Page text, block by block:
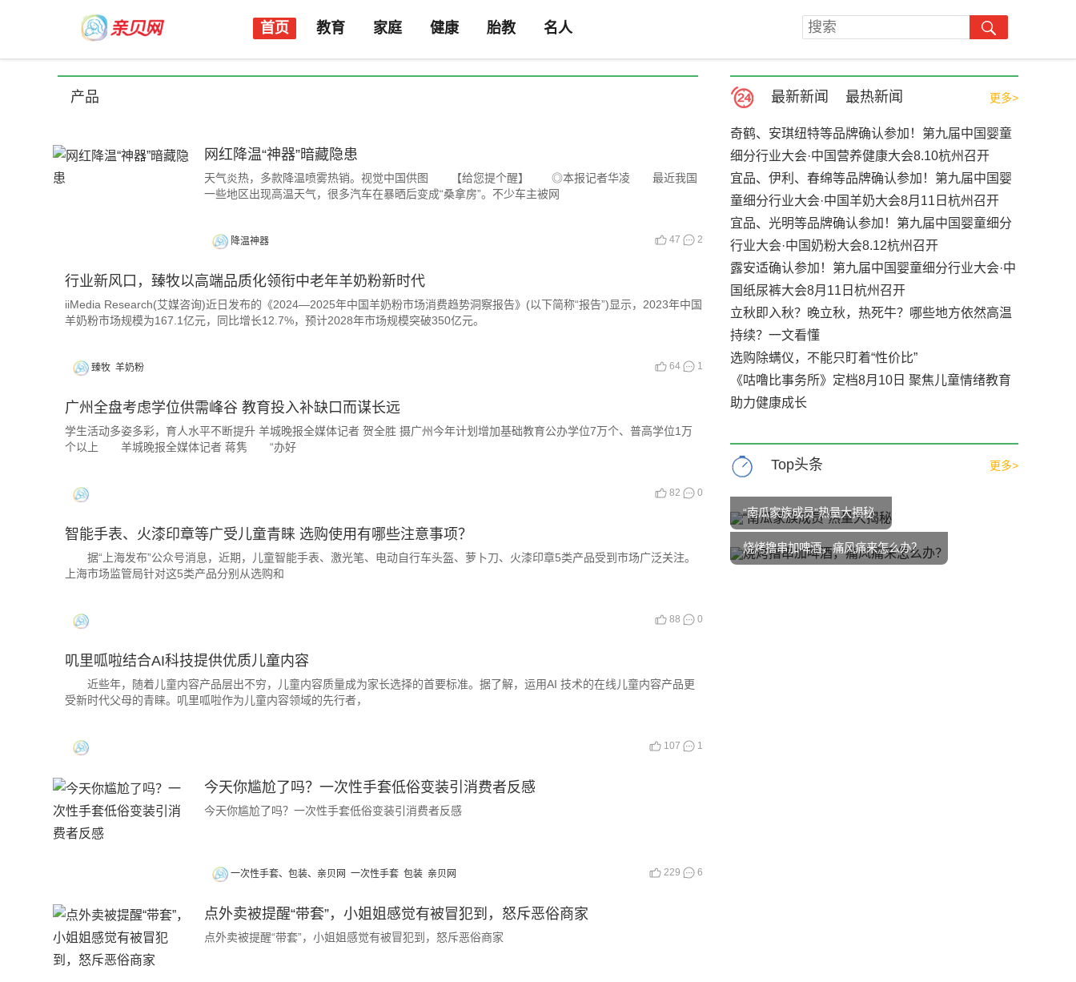
首页 教育 家庭 健康 胎教 名人
产品
网红降温“神器”暗藏隐患
天气炎热，多款降温喷雾热销。视觉中国供图 【给您提个醒】 ◎本报记者华凌 最近我国
一些地区出现高温天气，很多汽车在暴晒后变成“桑拿房”。不少车主被网
降温神器 47 2
行业新风口，臻牧以高端品质化领衔中老年羊奶粉新时代
iiMedia Research(艾媒咨询)近日发布的《2024—2025年中国羊奶粉市场消费趋势洞察报告》(以下简称“报告”)显示，2023年中国
羊奶粉市场规模为167.1亿元，同比增长12.7%，预计2028年市场规模突破350亿元。
臻牧 羊奶粉 64 1
广州全盘考虑学位供需峰谷 教育投入补缺口而谋长远
学生活动多姿多彩，育人水平不断提升 羊城晚报全媒体记者 贺全胜 摄广州今年计划增加基础教育公办学位7万个、普高学位1万
个以上 羊城晚报全媒体记者 蒋隽 “办好
82 0
智能手表、火漆印章等广受儿童青睐 选购使用有哪些注意事项？
据“上海发布”公众号消息，近期，儿童智能手表、激光笔、电动自行车头盔、萝卜刀、火漆印章5类产品受到市场广泛关注。
上海市场监管局针对这5类产品分别从选购和
88 0
叽里呱啦结合AI科技提供优质儿童内容
近些年，随着儿童内容产品层出不穷，儿童内容质量成为家长选择的首要标准。据了解，运用AI 技术的在线儿童内容产品更
受新时代父母的青睐。叽里呱啦作为儿童内容领域的先行者，
107 1
今天你尴尬了吗？一次性手套低俗变装引消费者反感
今天你尴尬了吗？一次性手套低俗变装引消费者反感
一次性手套、包装、亲贝网 一次性手套 包装 亲贝网 229 6
点外卖被提醒“带套”，小姐姐感觉有被冒犯到，怒斥恶俗商家
点外卖被提醒“带套”，小姐姐感觉有被冒犯到，怒斥恶俗商家
最新新闻 最热新闻 更多>
奇鹤、安琪纽特等品牌确认参加！第九届中国婴童
细分行业大会·中国营养健康大会8.10杭州召开
宜品、伊利、春绵等品牌确认参加！第九届中国婴
童细分行业大会·中国羊奶大会8月11日杭州召开
宜品、光明等品牌确认参加！第九届中国婴童细分
行业大会·中国奶粉大会8.12杭州召开
露安适确认参加！第九届中国婴童细分行业大会·中
国纸尿裤大会8月11日杭州召开
立秋即入秋？晚立秋，热死牛？哪些地方依然高温
持续？一文看懂
选购除螨仪，不能只盯着“性价比”
《咕噜比事务所》定档8月10日 聚焦儿童情绪教育
助力健康成长
Top头条 更多>
“南瓜家族成员”热量大揭秘
烧烤撸串加啤酒，痛风痛来怎么办？